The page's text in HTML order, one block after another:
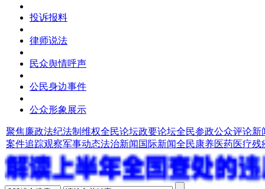
投诉报料
律师说法
民众舆情呼声
公民身边事件
公众形象展示
聚焦廉政法纪法制维权全民论坛政要论坛全民参政公众评论新
案件追踪观察军事动态法治新闻 国际新闻全民康养医药医疗残